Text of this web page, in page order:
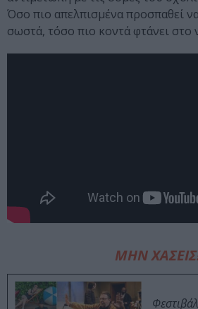
Όσο πιο απελπισμένα προσπαθεί
σωστά, τόσο πιο κοντά φτάνει στο
ΜΗΝ